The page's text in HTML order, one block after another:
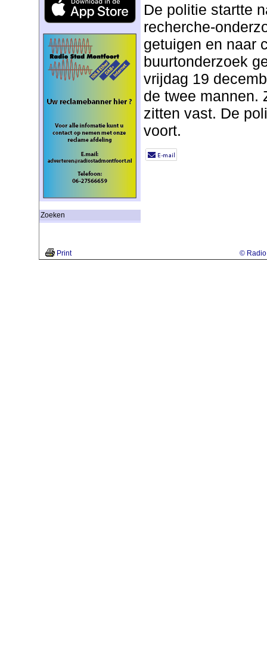
Zoeken
De politie startte
recherche-
getuigen en naar
buurtonderzoek
vrijdag 19
de twee mannen.
zitten vast. De
voort.
Print © Radio